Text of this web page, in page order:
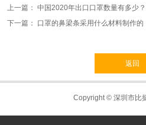
上一篇： 中国2020年出口口罩数量有多少？
下一篇： 口罩的鼻梁条采用什么材料制作的
返回
Copyright © 深圳市比